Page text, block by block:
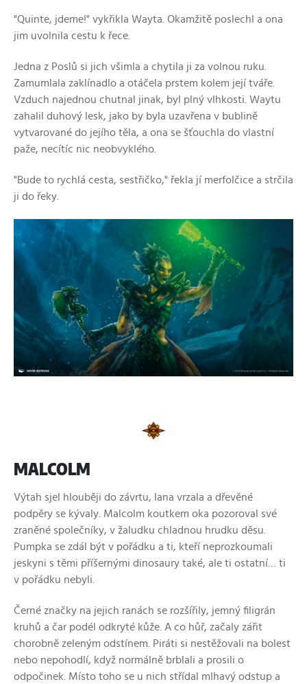
"Quinte, jdeme!" vykřikla Wayta. Okamžitě poslechl a ona
jim uvolnila cestu k řece.
Jedna z Poslů si jich všimla a chytila ji za volnou ruku.
Zamumlala zaklínadlo a otáčela prstem kolem její tváře.
Vzduch najednou chutnal jinak, byl plný vlhkosti. Waytu
zahalil duhový lesk, jako by byla uzavřena v bublině
vytvarované do jejího těla, a ona se šťouchla do vlastní
paže, necítíc nic neobvyklého.
"Bude to rychlá cesta, sestřičko," řekla jí merfolčice a strčila
ji do řeky.
MALCOLM
Výtah sjel hlouběji do závrtu, lana vrzala a dřevěné
podpěry se kývaly. Malcolm koutkem oka pozoroval své
zraněné společníky, v žaludku chladnou hrudku děsu.
Pumpka se zdál být v pořádku a ti, kteří neprozkoumali
jeskyni s těmi příšernými dinosaury také, ale ti ostatní… ti
v pořádku nebyli.
Černé značky na jejich ranách se rozšířily, jemný filigrán
kruhů a čar podél odkryté kůže. A co hůř, začaly zářit
chorobně zeleným odstínem. Piráti si nestěžovali na bolest
nebo nepohodlí, když normálně brblali a prosili o
odpočinek. Místo toho se u nich střídal mlhavý odstup a